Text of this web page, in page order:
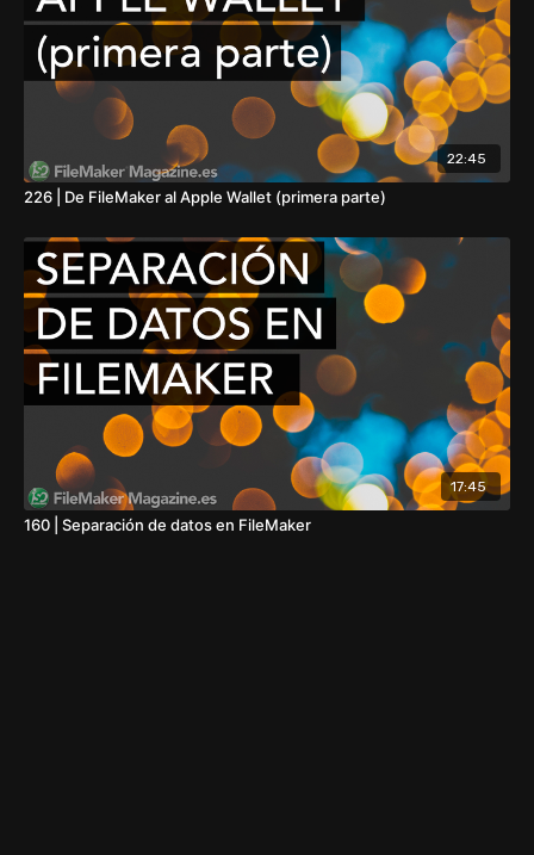
22:45
226 | De FileMaker al Apple Wallet (primera parte)
17:45
160 | Separación de datos en FileMaker